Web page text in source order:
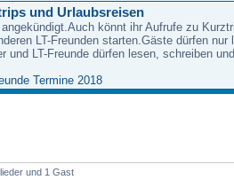
und Urlaubsreisen
könnt ihr Aufrufe zu
LT-Freunden starten.Gäste dürfen nur
und LT-Freunde dürfen lesen, schreiben
Termine 2018
und 1 Gast